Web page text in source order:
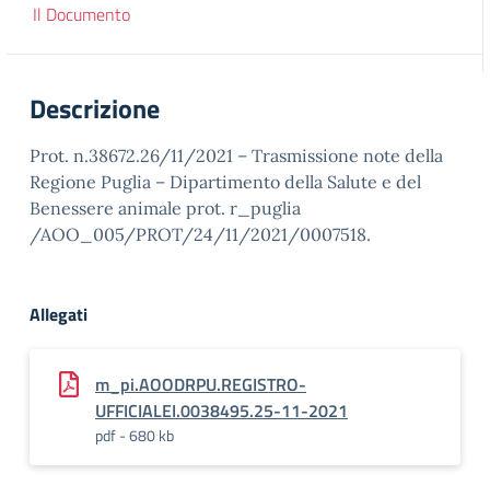
Il Documento
Descrizione
Prot. n.38672.26/11/2021 – Trasmissione note della
Regione Puglia – Dipartimento della Salute e del
Benessere animale prot. r_puglia
/AOO_005/PROT/24/11/2021/0007518.
Allegati
m_pi.AOODRPU.REGISTRO-
UFFICIALEI.0038495.25-11-2021
pdf - 680 kb